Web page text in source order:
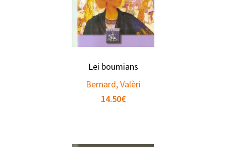
Lei boumians
Bernard, Valèri
14.50€